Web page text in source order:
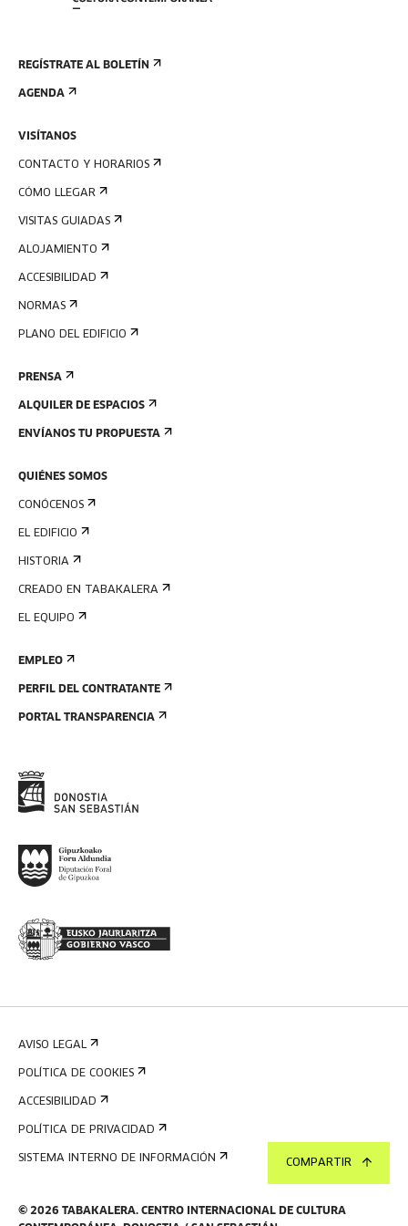
COMPARTIR
REGÍSTRATE AL BOLETÍN
AGENDA
VISÍTANOS
CONTACTO Y HORARIOS
CÓMO LLEGAR
VISITAS GUIADAS
ALOJAMIENTO
ACCESIBILIDAD
NORMAS
PLANO DEL EDIFICIO
PRENSA
ALQUILER DE ESPACIOS
ENVÍANOS TU PROPUESTA
QUIÉNES SOMOS
CONÓCENOS
EL EDIFICIO
HISTORIA
CREADO EN TABAKALERA
EL EQUIPO
EMPLEO
PERFIL DEL CONTRATANTE
PORTAL TRANSPARENCIA
© 2026 TABAKALERA. CENTRO INTERNACIONAL DE CULTURA
AVISO LEGAL
POLÍTICA DE COOKIES
ACCESIBILIDAD
POLÍTICA DE PRIVACIDAD
SISTEMA INTERNO DE INFORMACIÓN